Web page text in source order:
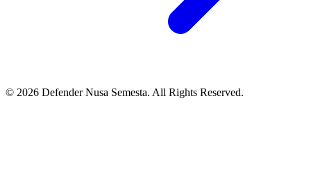
© 2026 Defender Nusa Semesta. All Rights Reserved.